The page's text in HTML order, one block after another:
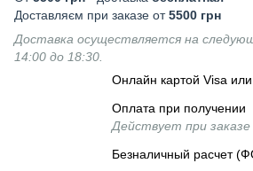
Доставляєм при заказе от5500 грн
Доставка осуществляется на
14:00 до 18:30.
Онлайн картой Visa
Оплата при получении
Действует при
Безналичный расчет